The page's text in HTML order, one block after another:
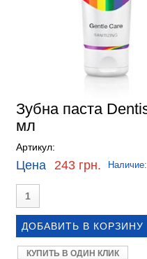
Зубна паста
мл
Артикул:
Цена 243 грн. Наличие:
КУПИТЬ В ОДИН КЛИК